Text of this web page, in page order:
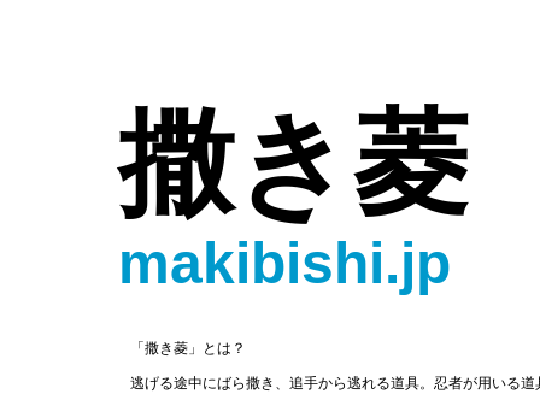
撒き菱
makibishi.jp
「撒き菱」とは？
逃げる途中にばら撒き、追手から逃れる道具。忍者が用いる道